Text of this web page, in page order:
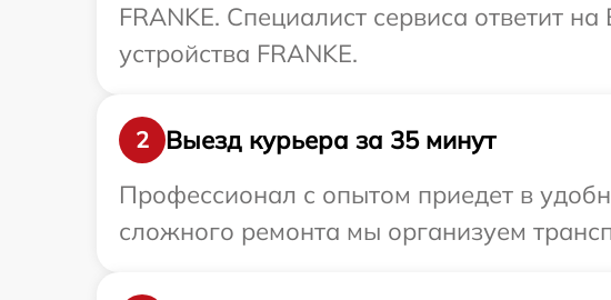
FRANKE. Специалист сервиса ответит
устройства FRANKE.
2
Выезд курьера за 35 минут
Профессионал с опытом приедет в
сложного ремонта мы организуем